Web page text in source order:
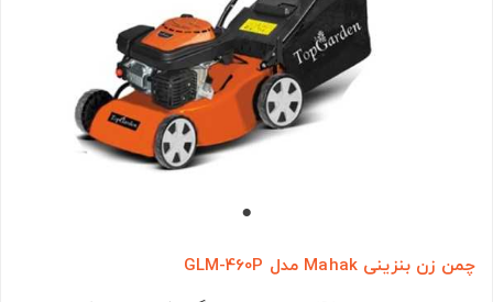
چمن زن بنزینی Mahak مدل GLM-460P